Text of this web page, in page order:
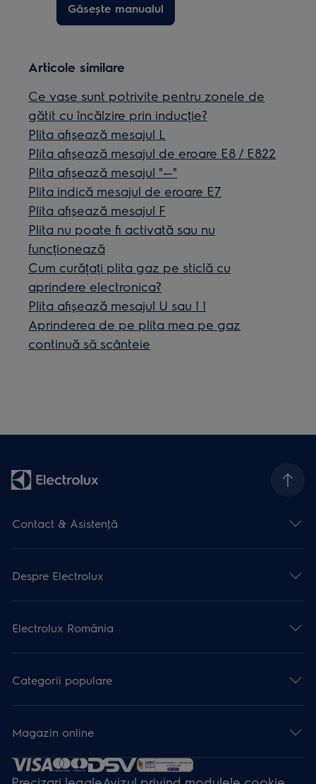
Găsește manualul
Articole similare
Ce vase sunt potrivite pentru zonele de
gătit cu încălzire prin inducție?
Plita afişează mesajul L
Plita afișează mesajul de eroare E8 / E822
Plita afişează mesajul "—"
Plita indică mesajul de eroare E7
Plita afișează mesajul F
Plita nu poate fi activată sau nu
funcționează
Cum curățați plita gaz pe sticlă cu
aprindere electronica?
Plita afişează mesajul U sau | |
Aprinderea de pe plita mea pe gaz
continuă să scânteie
Contact & Asistenţă
Despre Electrolux
Electrolux România
Categorii populare
Magazin online